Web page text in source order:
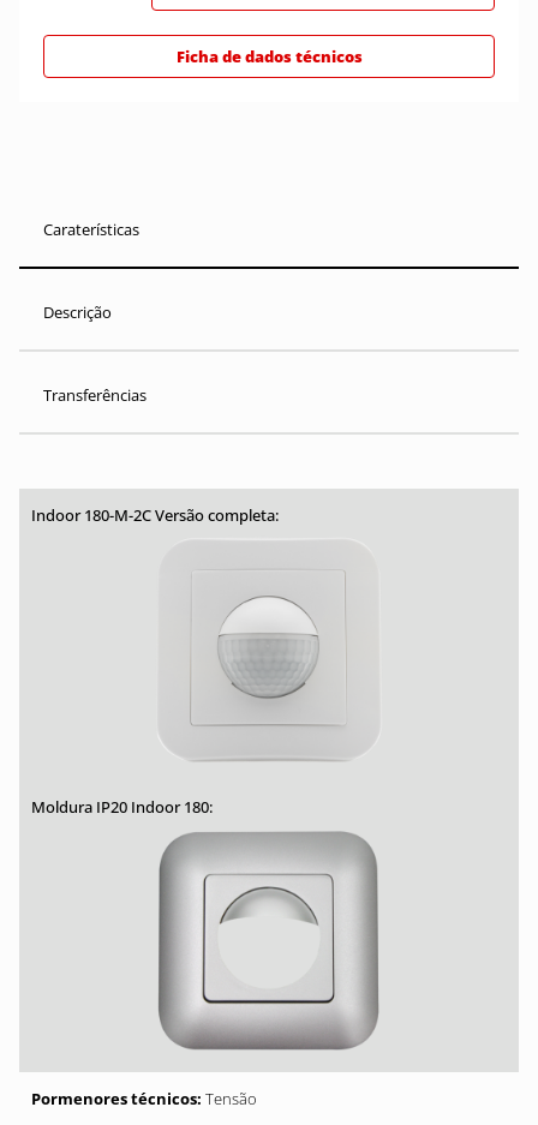
Ficha de dados técnicos
Caraterísticas
Descrição
Transferências
Tensão